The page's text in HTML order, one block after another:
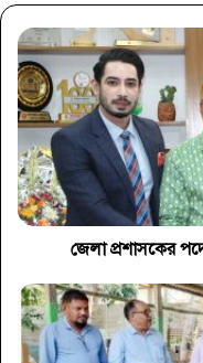
জেলা প্রশাসকের